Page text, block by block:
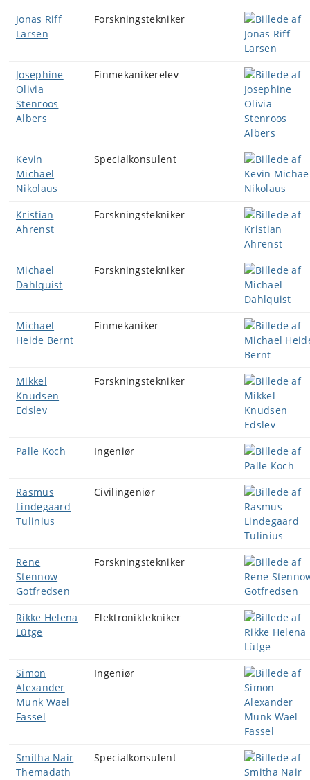
Jonas Riff
Larsen
Forskningstekniker
Josephine
Olivia
Stenroos
Albers
Finmekanikerelev
Kevin
Michael
Nikolaus
Specialkonsulent
Kristian
Ahrenst
Forskningstekniker
Michael
Dahlquist
Forskningstekniker
Michael
Heide Bernt
Finmekaniker
Mikkel
Knudsen
Edslev
Forskningstekniker
Palle Koch Ingeniør
Rasmus
Lindegaard
Tulinius
Civilingeniør
Rene
Stennow
Gotfredsen
Forskningstekniker
Rikke Helena
Lütge
Elektroniktekniker
Simon
Alexander
Munk Wael
Fassel
Ingeniør
Smitha Nair
Themadath
Specialkonsulent